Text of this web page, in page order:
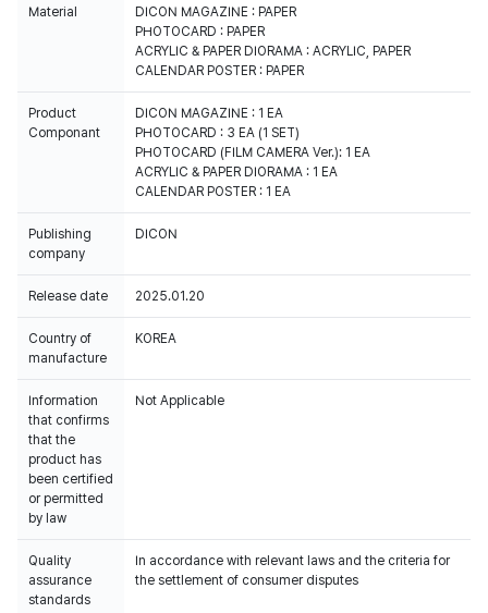
Material
DICON MAGAZINE : PAPER
PHOTOCARD : PAPER
ACRYLIC & PAPER DIORAMA : ACRYLIC, PAPER
CALENDAR POSTER : PAPER
Product
Componant
DICON MAGAZINE : 1 EA
PHOTOCARD : 3 EA (1 SET)
PHOTOCARD (FILM CAMERA Ver.): 1 EA
ACRYLIC & PAPER DIORAMA : 1 EA
CALENDAR POSTER : 1 EA
Publishing
company
DICON
Release date 2025.01.20
Country of
manufacture
KOREA
Information
that confirms
that the
product has
been certified
or permitted
by law
Not Applicable
Quality
assurance
standards
In accordance with relevant laws and the criteria for
the settlement of consumer disputes